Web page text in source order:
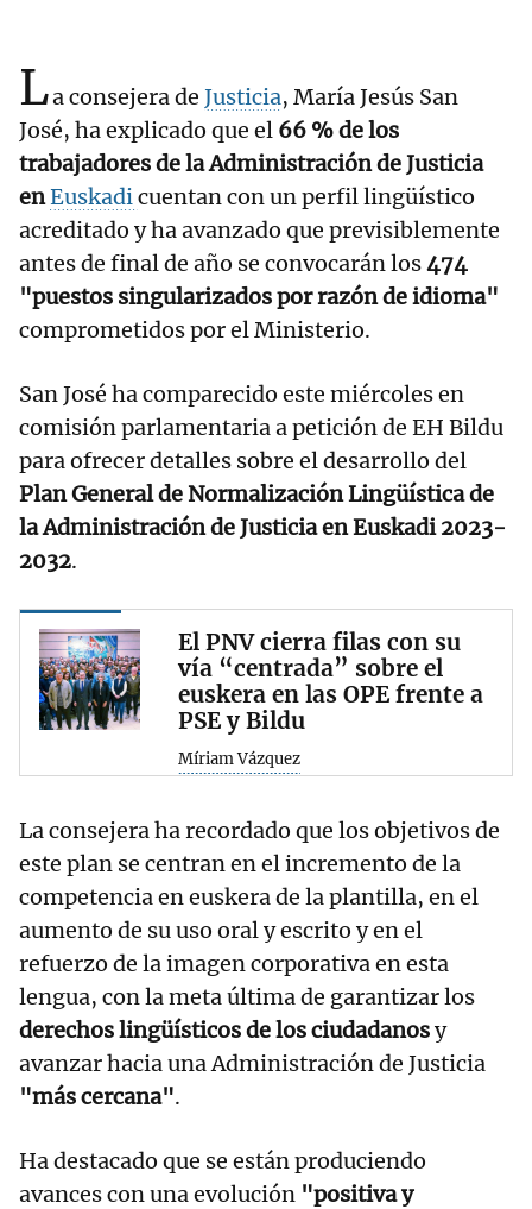
La consejera de Justicia, María Jesús San
José, ha explicado que el 66 % de los
trabajadores de la Administración de Justicia
enEuskadicuentan con un perfil lingüístico
acreditado y ha avanzado que previsiblemente
antes de final de año se convocarán los474
"puestos singularizados por razón de idioma"
comprometidos por el Ministerio.
San José ha comparecido este miércoles en
comisión parlamentaria a petición de EH Bildu
para ofrecer detalles sobre el desarrollo del
Plan General de Normalización Lingüística de
la Administración de Justicia en Euskadi 2023-
2032.
El PNV cierra filas con su
vía “centrada” sobre el
euskera en las OPE frente a
PSE y Bildu
Míriam Vázquez
La consejera ha recordado que los objetivos de
este plan se centran en el incremento de la
competencia en euskera de la plantilla, en el
aumento de su uso oral y escrito y en el
refuerzo de la imagen corporativa en esta
lengua, con la meta última de garantizar los
derechos lingüísticos de los ciudadanosy
avanzar hacia una Administración de Justicia
"más cercana".
Ha destacado que se están produciendo
avances con una evolución "positiva y